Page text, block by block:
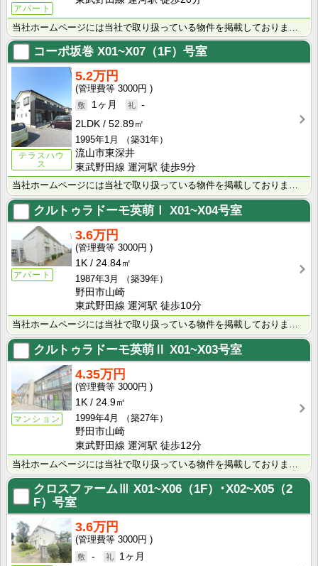
アパート
コーポ坂巻 X01~X07（1F）号室
テラスハウ
ス
5.2万円
3000円
1ヶ月
-
2LDK
52.89㎡
1995年1月
（築31年）
流山市東深井
東武野田線 運河駅 徒歩9分
当社ホームページには当社で取り扱っている物件を掲載しております。 現在の募集状況に関しては、スタッフ･･･
クルトゥラドーモ英萌Ⅰ X01~X04号室
アパート
3.6万円
3000円
1K
24.84㎡
1987年3月
（築39年）
野田市山崎
東武野田線 運河駅 徒歩10分
当社ホームページには当社で取り扱っている物件を掲載しております。 現在の募集状況に関しては、スタッフ･･･
クルトゥラドーモ英萌Ⅱ X01~X03号室
マンション
4.35万円
3000円
1K
24.9㎡
1999年4月
（築27年）
野田市山崎
東武野田線 運河駅 徒歩12分
クロスファームⅢ
X01~X06（1F）･X02~X05（2
F）号室
3.6万円
3000円
-
1ヶ月